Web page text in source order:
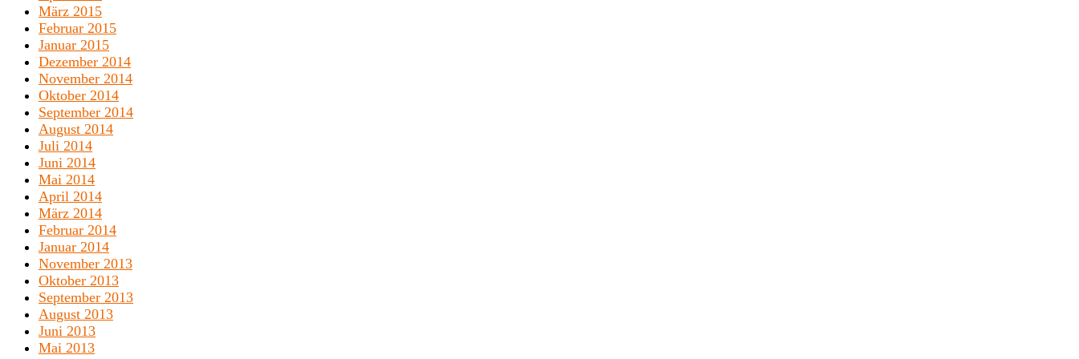
März 2015
Februar 2015
Januar 2015
Dezember 2014
November 2014
Oktober 2014
September 2014
August 2014
Juli 2014
Juni 2014
Mai 2014
April 2014
März 2014
Februar 2014
Januar 2014
November 2013
Oktober 2013
September 2013
August 2013
Juni 2013
Mai 2013